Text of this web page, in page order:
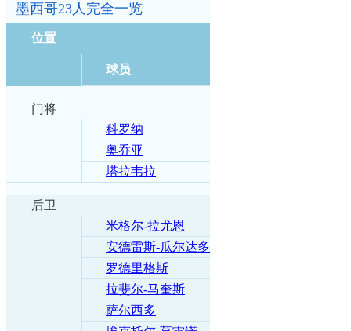
墨西哥23人完全一览
位置
球员
门将
科罗纳
奥乔亚
塔拉韦拉
后卫
米格尔-拉尤恩
安德雷斯-瓜尔达多
罗德里格斯
拉斐尔-马奎斯
萨尔西多